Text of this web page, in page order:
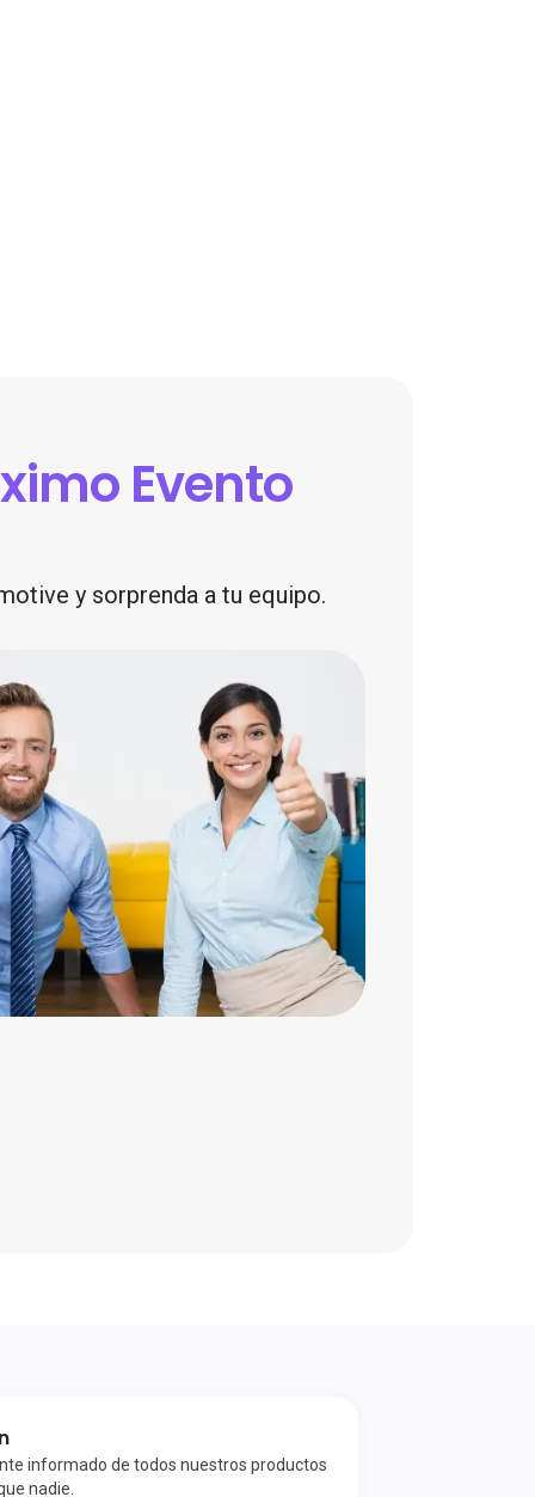
Evento
y sorprenda a tu equipo.
informado de todos nuestros productos
nadie.